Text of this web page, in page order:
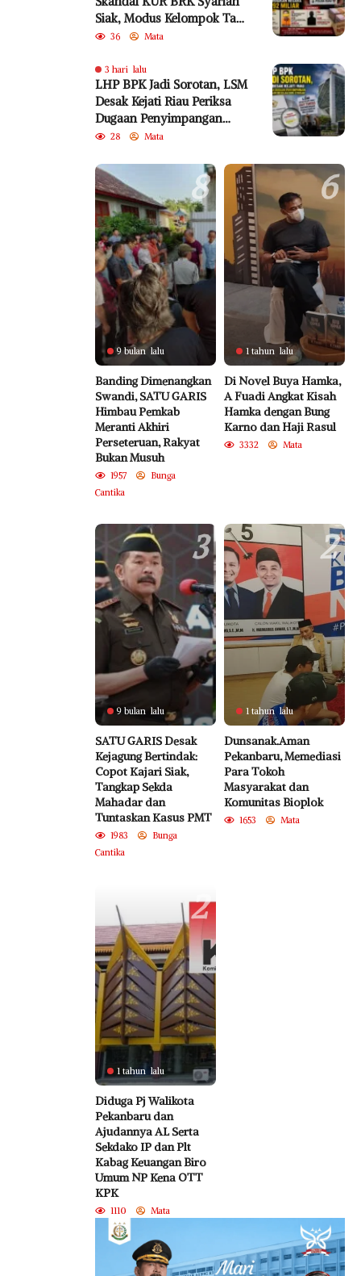
Siak, Modus Kelompok Tani
Fiktif Diduga Rugikan
36 Mata
3 hari lalu
LHP BPK Jadi Sorotan, LSM
Desak Kejati Riau Periksa
Dugaan Penyimpangan
Program Bedelau BRK
28 Mata
8
9 bulan lalu
Banding Dimenangkan
Swandi, SATU GARIS
Himbau Pemkab
Meranti Akhiri
Perseteruan, Rakyat
Bukan Musuh
1957
Bunga
Cantika
6
1 tahun lalu
Di Novel Buya Hamka,
A Fuadi Angkat Kisah
Hamka dengan Bung
Karno dan Haji Rasul
3332 Mata
3
9 bulan lalu
SATU GARIS Desak
Kejagung Bertindak:
Copot Kajari Siak,
Tangkap Sekda
Mahadar dan
Tuntaskan Kasus PMT
1983
Bunga
Cantika
2
1 tahun lalu
Dunsanak.Aman
Pekanbaru, Memediasi
Para Tokoh
Masyarakat dan
Komunitas Bioplok
1653 Mata
2
1 tahun lalu
Diduga Pj Walikota
Pekanbaru dan
Ajudannya AL Serta
Sekdako IP dan Plt
Kabag Keuangan Biro
Umum NP Kena OTT
KPK
1110 Mata